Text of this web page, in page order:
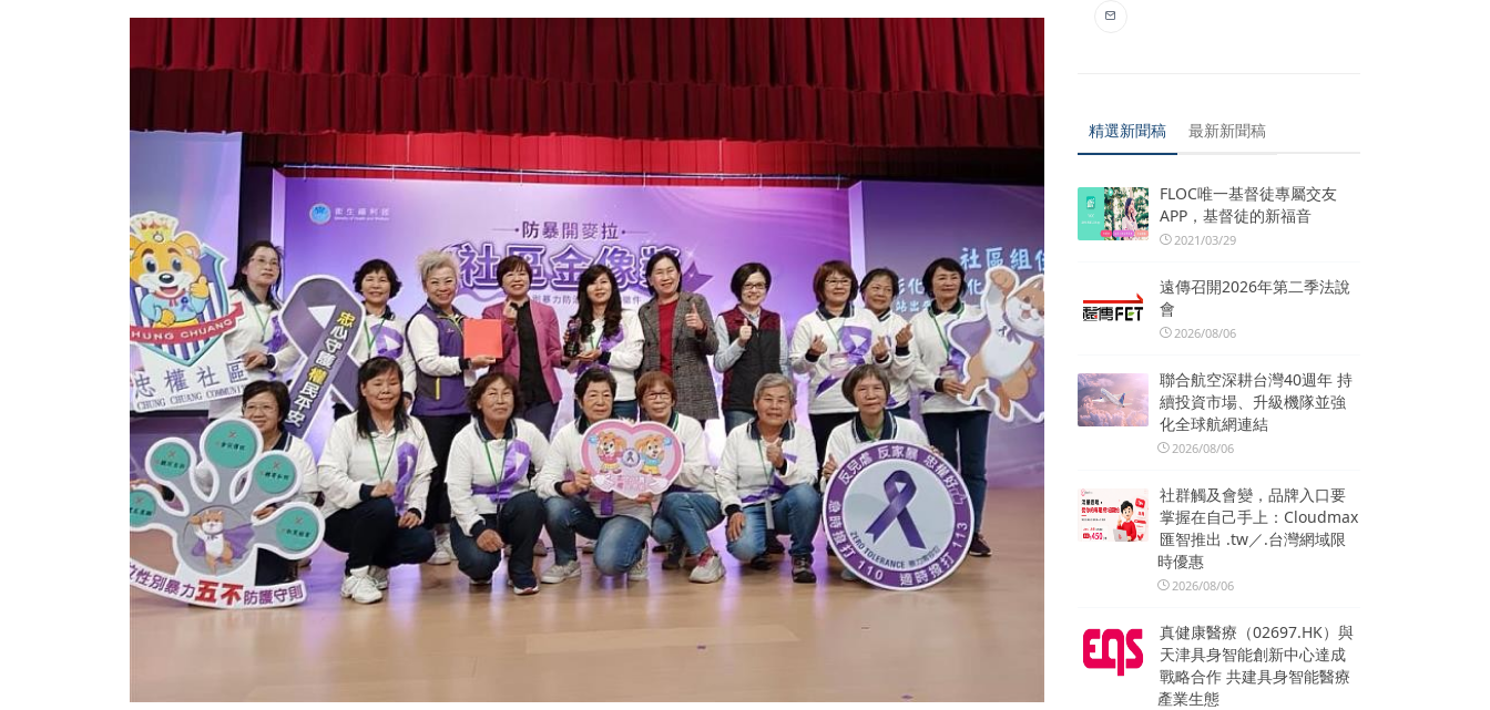
精選新聞稿 最新新聞稿
FLOC唯一基督徒專屬交友
APP，基督徒的新福音
2021/03/29
遠傳召開2026年第二季法說
會
2026/08/06
聯合航空深耕台灣40週年 持
續投資市場、升級機隊並強
化全球航網連結
2026/08/06
社群觸及會變，品牌入口要
掌握在自己手上：Cloudmax
匯智推出 .tw／.台灣網域限
時優惠
2026/08/06
真健康醫療（02697.HK）與
天津具身智能創新中心達成
戰略合作 共建具身智能醫療
產業生態